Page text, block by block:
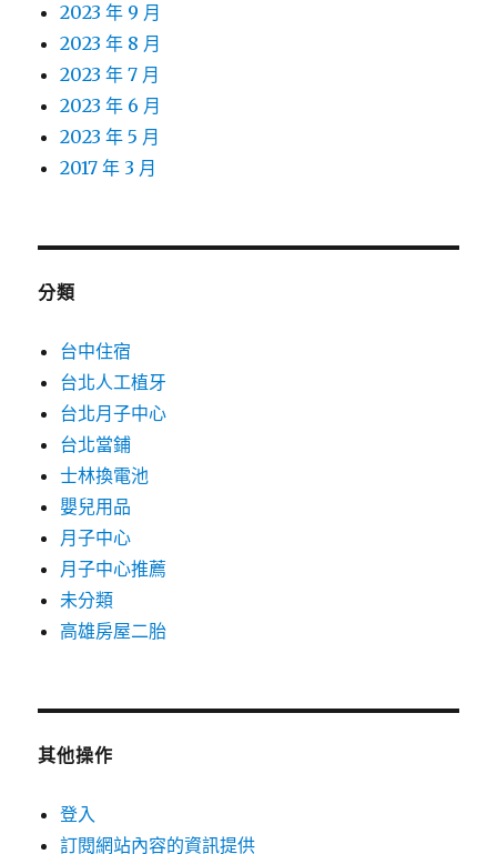
2023 年 9 月
2023 年 8 月
2023 年 7 月
2023 年 6 月
2023 年 5 月
2017 年 3 月
分類
台中住宿
台北人工植牙
台北月子中心
台北當鋪
士林換電池
嬰兒用品
月子中心
月子中心推薦
未分類
高雄房屋二胎
其他操作
登入
訂閱網站內容的資訊提供